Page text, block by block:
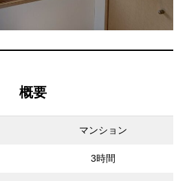
概要
マンション
3時間